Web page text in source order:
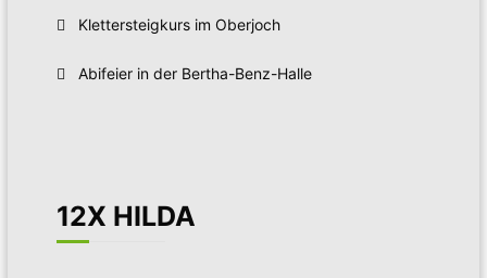
Klettersteigkurs im Oberjoch
Abifeier in der Bertha-Benz-Halle
12X HILDA